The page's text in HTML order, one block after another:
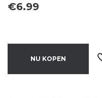
€6.99
NU KOPEN